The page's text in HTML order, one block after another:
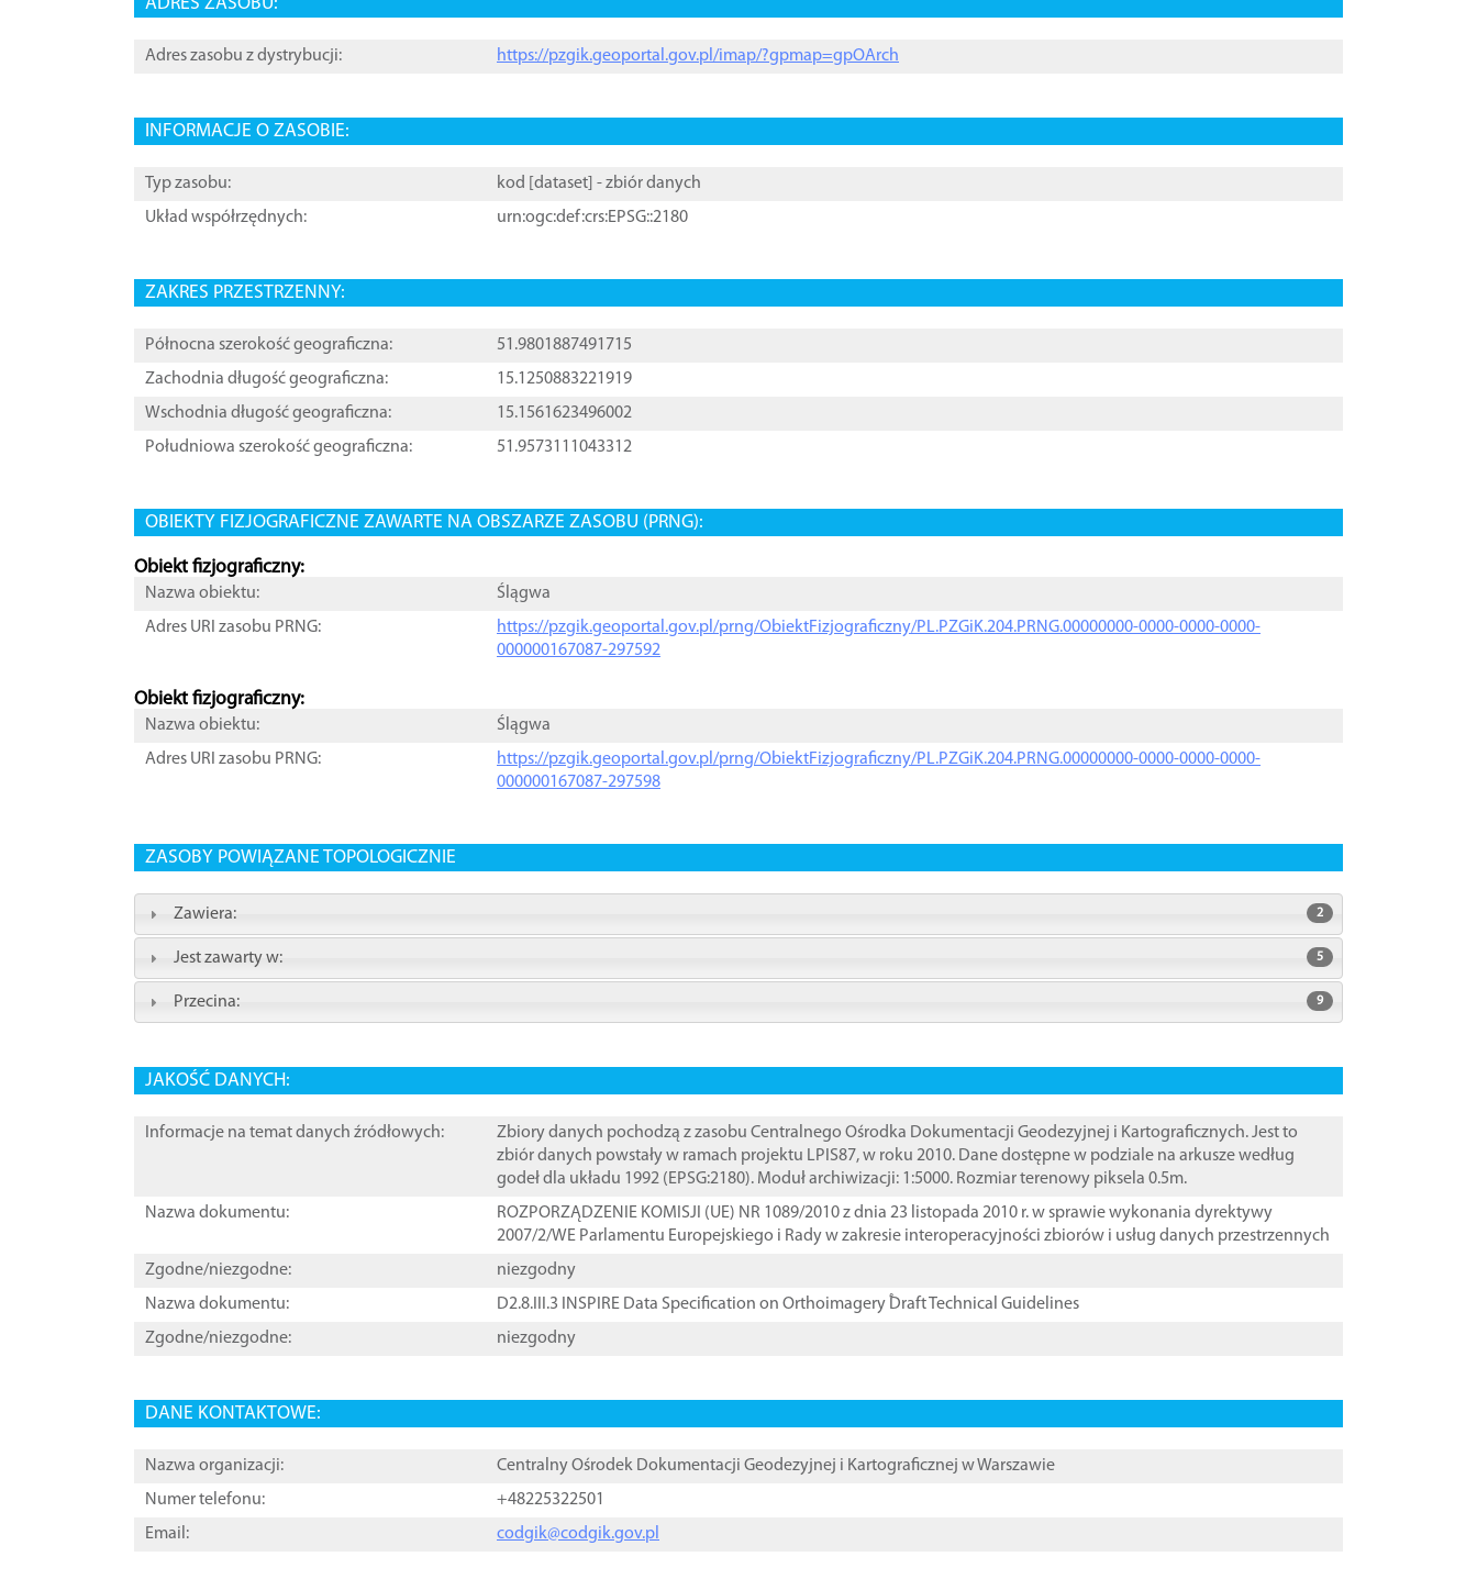
ADRES ZASOBU:
Adres zasobu z dystrybucji: https://pzgik.geoportal.gov.pl/imap/?gpmap=gpOArch
INFORMACJE O ZASOBIE:
Typ zasobu: kod [ dataset ] - zbiór danych
Układ współrzędnych:
urn:ogc:def:crs:EPSG::2180
ZAKRES PRZESTRZENNY:
Północna szerokość geograficzna:
51.9801887491715
Zachodnia długość geograficzna:
15.1250883221919
Wschodnia długość geograficzna:
15.1561623496002
Południowa szerokość geograficzna:
51.9573111043312
OBIEKTY FIZJOGRAFICZNE ZAWARTE NA OBSZARZE ZASOBU (PRNG):
Obiekt fizjograficzny:
Nazwa obiektu:
Ślągwa
Adres URI zasobu PRNG:
https://pzgik.geoportal.gov.pl/prng/ObiektFizjograficzny/PL.PZGiK.204.PRNG.00000000-0000-0000-0000-
000000167087-297592
Obiekt fizjograficzny:
Nazwa obiektu:
Ślągwa
Adres URI zasobu PRNG:
https://pzgik.geoportal.gov.pl/prng/ObiektFizjograficzny/PL.PZGiK.204.PRNG.00000000-0000-0000-0000-
000000167087-297598
ZASOBY POWIĄZANE TOPOLOGICZNIE
Zawiera: 2
Jest zawarty w: 5
Przecina: 9
JAKOŚĆ DANYCH:
Informacje na temat danych źródłowych:
Zbiory danych pochodzą z zasobu Centralnego Ośrodka Dokumentacji Geodezyjnej i Kartograficznych. Jest to
zbiór danych powstały w ramach projektu LPIS87, w roku 2010. Dane dostępne w podziale na arkusze według
godeł dla układu 1992 (EPSG:2180). Moduł archiwizacji: 1:5000. Rozmiar terenowy piksela 0.5m.
Nazwa dokumentu:
ROZPORZĄDZENIE KOMISJI (UE) NR 1089/2010 z dnia 23 listopada 2010 r. w sprawie wykonania dyrektywy
2007/2/WE Parlamentu Europejskiego i Rady w zakresie interoperacyjności zbiorów i usług danych przestrzennych
Zgodne/niezgodne:
niezgodny
Nazwa dokumentu:
D2.8.III.3 INSPIRE Data Specification on Orthoimagery ֠Draft Technical Guidelines
Zgodne/niezgodne:
niezgodny
DANE KONTAKTOWE:
Nazwa organizacji:
Centralny Ośrodek Dokumentacji Geodezyjnej i Kartograficznej w Warszawie
Numer telefonu:
+48225322501
Email:
codgik@codgik.gov.pl